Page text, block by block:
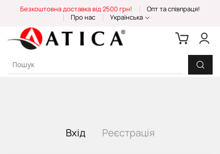
Content
Безкоштовна доставка від 2500 грн!
Опт та співпраця!
Про нас
Українська
Вхід Реєстрація